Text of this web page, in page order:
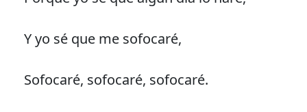
Y yo sé que me sofocaré,
Sofocaré, sofocaré, sofocaré.